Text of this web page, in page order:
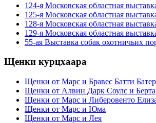
124-я Московская областная
125-я Московская областная
128-я Московская областная
129-я Московская областная
55-ая Выставка собак охотничьих
Щенки курцхаара
Щенки от Марс и Бравес Батти
Щенки от Алвин Дарк Соулс и Берта
Щенки от Марс и Либеровенто
Щенки от Марс и Юма
Щенки от Марс и Лея